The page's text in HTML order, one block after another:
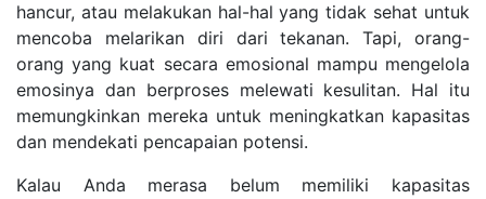
hancur, atau melakukan hal-hal yang tidak sehat untuk
mencoba melarikan diri dari tekanan. Tapi, orang-
orang yang kuat secara emosional mampu mengelola
emosinya dan berproses melewati kesulitan. Hal itu
memungkinkan mereka untuk meningkatkan kapasitas
dan mendekati pencapaian potensi.
Kalau Anda merasa belum memiliki kapasitas